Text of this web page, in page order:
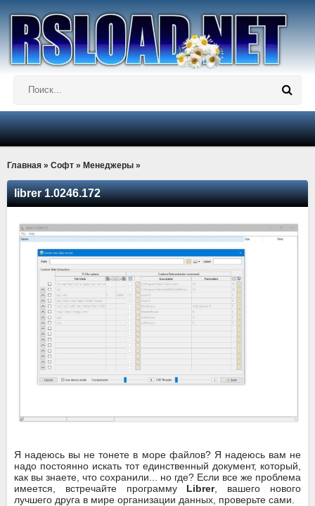
Главная » Софт » Менеджеры »
librer 1.0246.172
Я надеюсь вы не тонете в море файлов? Я надеюсь вам не
надо постоянно искать тот единственный документ, который,
как вы знаете, что сохранили... но где? Если все же проблема
имеется, встречайте программу Librer, вашего нового
лучшего друга в мире организации данных, проверьте сами.